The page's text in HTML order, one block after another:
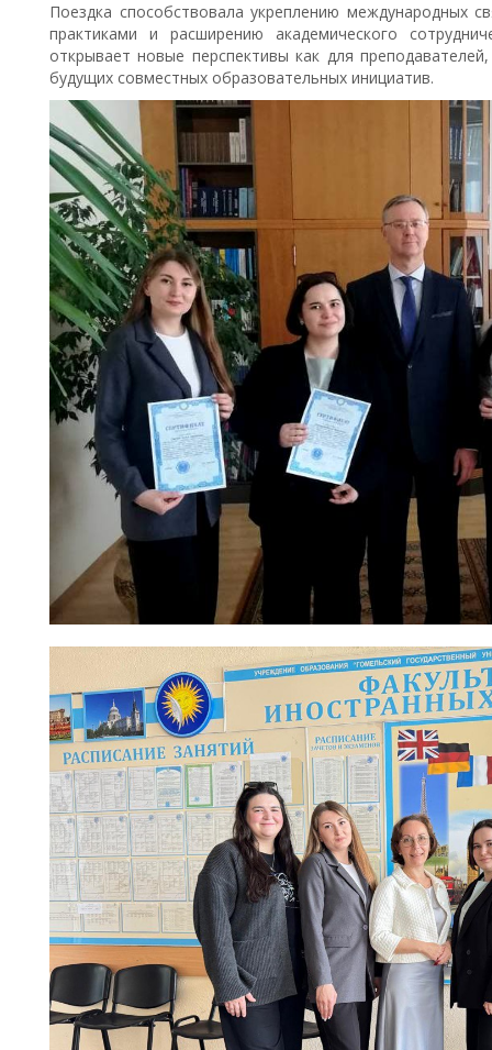
Поездка способствовала укреплению международных
практиками и расширению академического
открывает новые перспективы как для
будущих совместных образовательных инициатив.